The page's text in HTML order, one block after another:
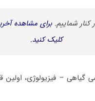
کنار شماییم. برای مشاهده
کلیک کنید.
گیاهی – فیزیولوژی،